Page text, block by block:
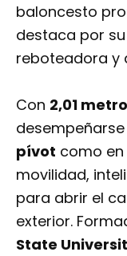
baloncesto
destaca por
reboteadora y
Con 2,01
pívot como
movilidad,
para abrir el
exterior.
State